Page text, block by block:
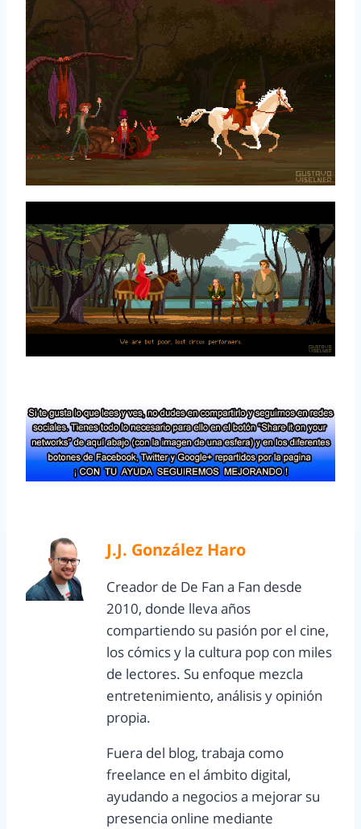
J.J. González Haro
Creador de De Fan a Fan desde
2010, donde lleva años
compartiendo su pasión por el cine,
los cómics y la cultura pop con miles
de lectores. Su enfoque mezcla
entretenimiento, análisis y opinión
propia.
Fuera del blog, trabaja como
freelance en el ámbito digital,
ayudando a negocios a mejorar su
presencia online mediante